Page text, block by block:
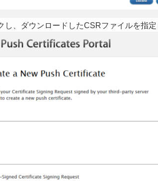
し、ダウンロードしたCSRファイルを指